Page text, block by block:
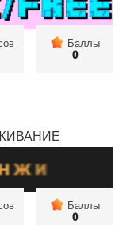
Баллы
0
Баллы
0